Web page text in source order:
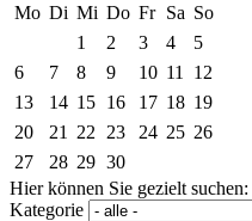
Mo Di Mi Do Fr Sa So
1
2 3 4
5
6
7 8 9 10 11
12
13
14 15 16 17 18 19
20
21 22 23 24 25 26
27
28 29 30
Hier können Sie gezielt suchen:
Kategorie